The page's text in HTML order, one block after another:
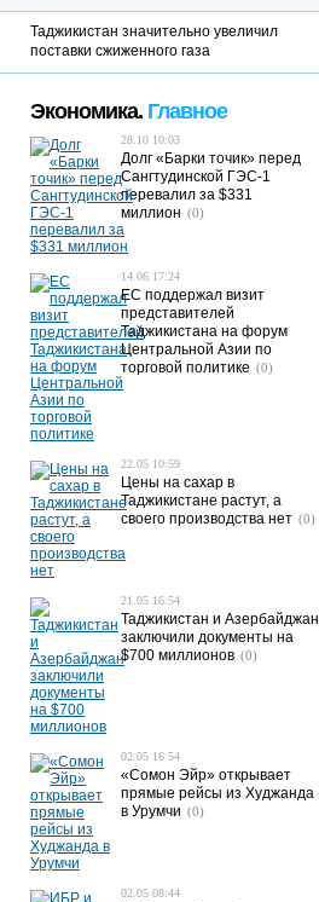
Таджикистан значительно увеличил
поставки сжиженного газа
Экономика. Главное
28.10 10:03
Долг «Барки точик» перед
Сангтудинской ГЭС-1
перевалил за $331
миллион (0)
14.06 17:24
ЕС поддержал визит
представителей
Таджикистана на форум
Центральной Азии по
торговой политике (0)
22.05 10:59
Цены на сахар в
Таджикистане растут, а
своего производства нет (0)
21.05 16:54
Таджикистан и Азербайджан
заключили документы на
$700 миллионов (0)
02.05 16:54
«Сомон Эйр» открывает
прямые рейсы из Худжанда
в Урумчи (0)
02.05 08:44